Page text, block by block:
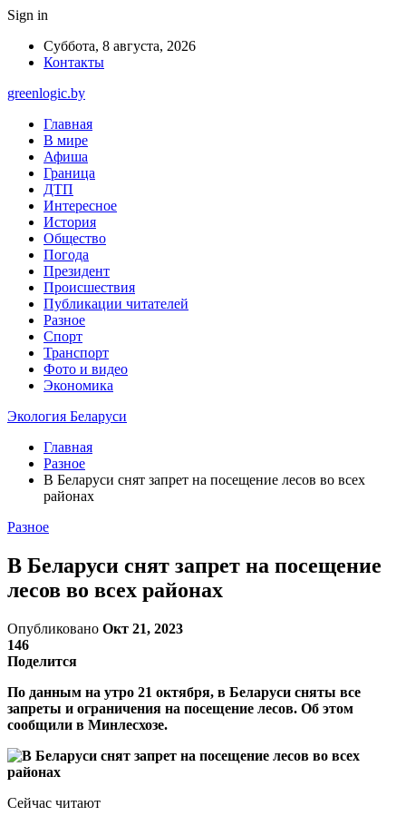
Sign in
Суббота, 8 августа, 2026
Контакты
greenlogic.by
Главная
В мире
Афиша
Граница
ДТП
Интересное
История
Общество
Погода
Президент
Происшествия
Публикации читателей
Разное
Спорт
Транспорт
Фото и видео
Экономика
Экология Беларуси
Главная
Разное
В Беларуси снят запрет на посещение лесов во всех
районах
Разное
В Беларуси снят запрет на посещение
лесов во всех районах
Опубликовано Окт 21, 2023
146
Поделится
По данным на утро 21 октября, в Беларуси сняты все
запреты и ограничения на посещение лесов. Об этом
сообщили в Минлесхозе.
Сейчас читают